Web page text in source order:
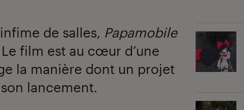
de salles, Papamobile
film est au cœur d’une
la manière dont un projet
lancement.